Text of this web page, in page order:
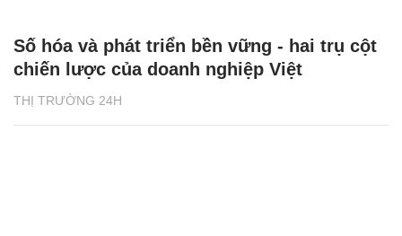
THỊ TRƯỜNG 24H
Số hóa và phát triển bền vững - hai trụ cột
chiến lược của doanh nghiệp Việt